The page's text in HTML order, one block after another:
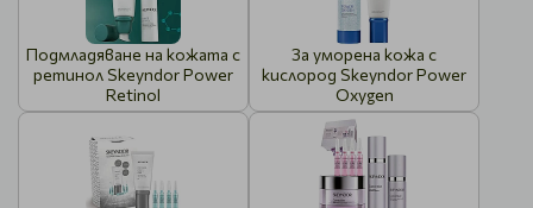
Подмладяване на кожата с
ретинол Skeyndor Power
Retinol
За уморена кожа с
кислород Skeyndor Power
Oxygen